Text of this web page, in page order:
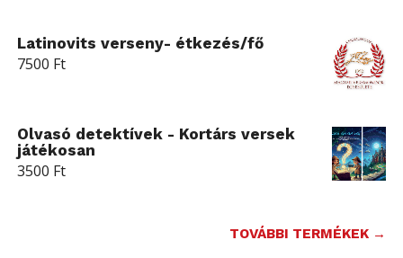
Latinovits verseny- étkezés/fő
7500 Ft
Olvasó detektívek - Kortárs versek
játékosan
3500 Ft
TOVÁBBI TERMÉKEK →